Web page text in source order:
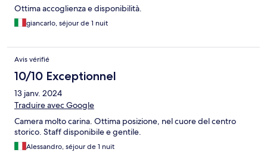
Ottima accoglienza e disponibilità.
giancarlo, séjour de 1 nuit
Avis vérifié
10/10 Exceptionnel
13 janv. 2024
Traduire avec Google
Camera molto carina. Ottima posizione, nel cuore del centro
storico. Staff disponibile e gentile.
Alessandro, séjour de 1 nuit